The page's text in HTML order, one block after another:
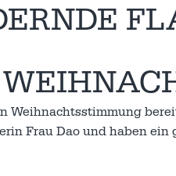
Weihnachtsstimmung
Frau Dao und haben ein